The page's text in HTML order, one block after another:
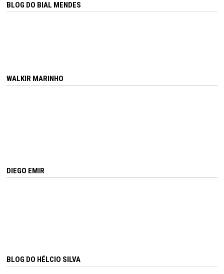
BLOG DO BIAL MENDES
WALKIR MARINHO
DIEGO EMIR
BLOG DO HÉLCIO SILVA